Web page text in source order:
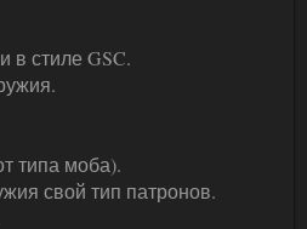
в стиле GSC.
типа моба).
свой тип патронов.